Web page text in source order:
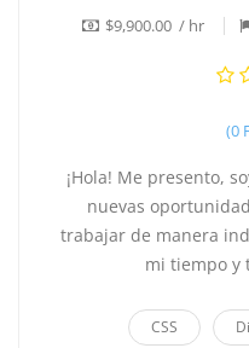
$9,900.00 / hr
(0
¡Hola! Me presento,
nuevas
trabajar de manera
mi tiempo y
CSS